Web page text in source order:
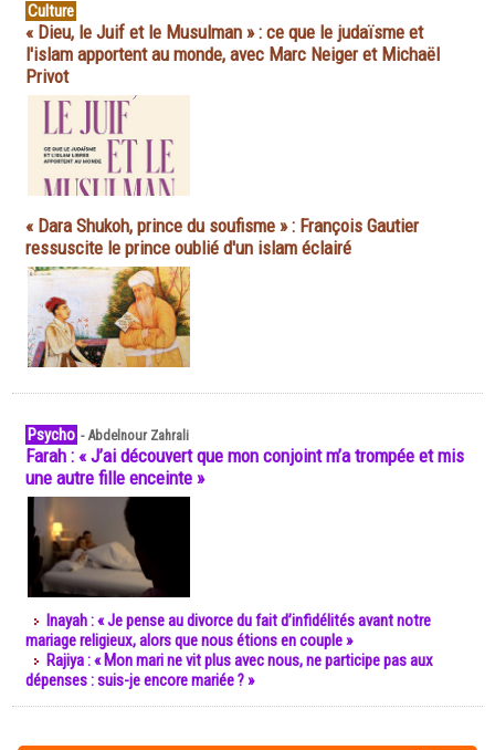
Culture
« Dieu, le Juif et le Musulman » : ce que le judaïsme et
l'islam apportent au monde, avec Marc Neiger et Michaël
Privot
« Dara Shukoh, prince du soufisme » : François Gautier
ressuscite le prince oublié d'un islam éclairé
Psycho -Abdelnour Zahrali
Farah : « J’ai découvert que mon conjoint m’a trompée et mis
une autre fille enceinte »
Inayah : « Je pense au divorce du fait d’infidélités avant notre
mariage religieux, alors que nous étions en couple »
Rajiya : « Mon mari ne vit plus avec nous, ne participe pas aux
dépenses : suis-je encore mariée ? »